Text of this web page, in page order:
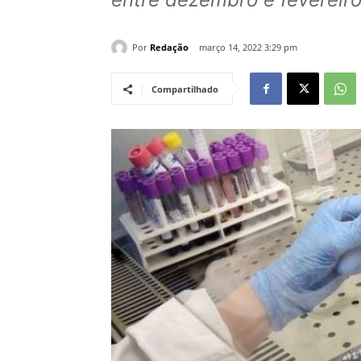
Por Redação março 14, 2022 3:29 pm
Compartilhado